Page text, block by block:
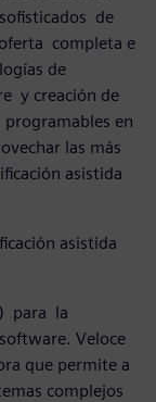
de
completa e
de
y creación de
en
las más
asistida
asistida
para la
Veloce
que permite a
complejos